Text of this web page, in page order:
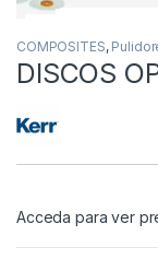
COMPOSITES,
DISCOS
Acceda para ver